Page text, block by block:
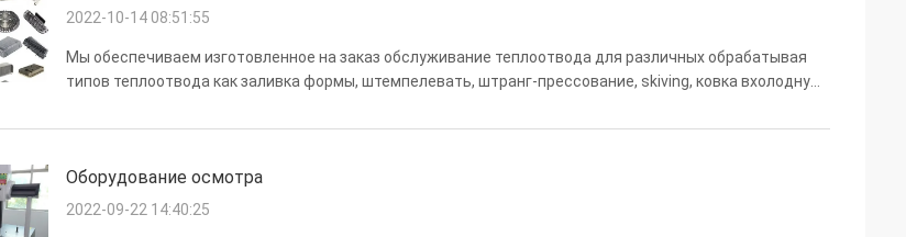
2022-10-14 08:51:55
Мы обеспечиваем изготовленное на заказ обслуживание теплоотвода для различных обрабатывая
типов теплоотвода как заливка формы, штемпелевать, штранг-прессование, skiving, ковка вхолодную,
Оборудование осмотра
2022-09-22 14:40:25